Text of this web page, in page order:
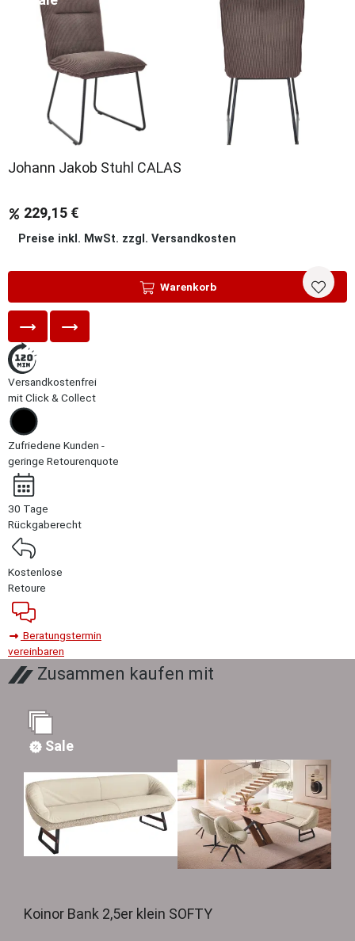
Johann Jakob Stuhl CALAS
229,15 €
Preise inkl. MwSt. zzgl. Versandkosten
Warenkorb
Versandkostenfrei
mit Click & Collect
Zufriedene Kunden -
geringe Retourenquote
30 Tage
Rückgaberecht
Kostenlose
Retoure
Beratungstermin
vereinbaren
Zusammen kaufen mit
Sale
Koinor Bank 2,5er klein SOFTY